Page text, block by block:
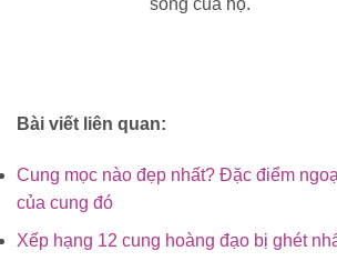
sống của họ.
Bài viết liên quan:
Cung mọc nào đẹp nhất? Đặc điểm
của cung đó
Xếp hạng 12 cung hoàng đạo bị ghét